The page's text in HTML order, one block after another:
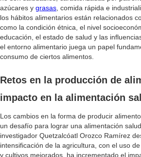
azúcares y grasas , comida rápida e
los hábitos alimentarios están relacionados
como la condición étnica, el nivel
educación, el estado de salud y las
el entorno alimentario juega un papel
consumo de ciertos alimentos.
Retos en la producción de
impacto en la alimentación
Los cambios en la forma de producir
un desafío para lograr una alimentación
investigador Quetzalcóatl Orozco Ramírez
intensificación de la agricultura, con el uso
y cultivos mejorados, ha incrementado el